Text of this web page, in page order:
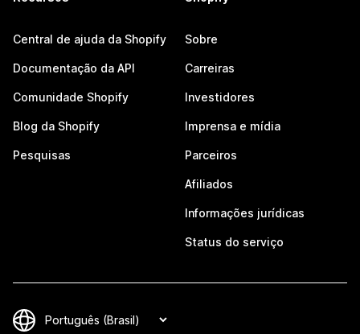
Central de ajuda da Shopify
Documentação da API
Comunidade Shopify
Blog da Shopify
Pesquisas
Sobre
Carreiras
Investidores
Imprensa e mídia
Parceiros
Afiliados
Informações jurídicas
Status do serviço